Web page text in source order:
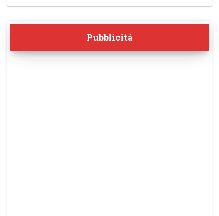
Pubblicità